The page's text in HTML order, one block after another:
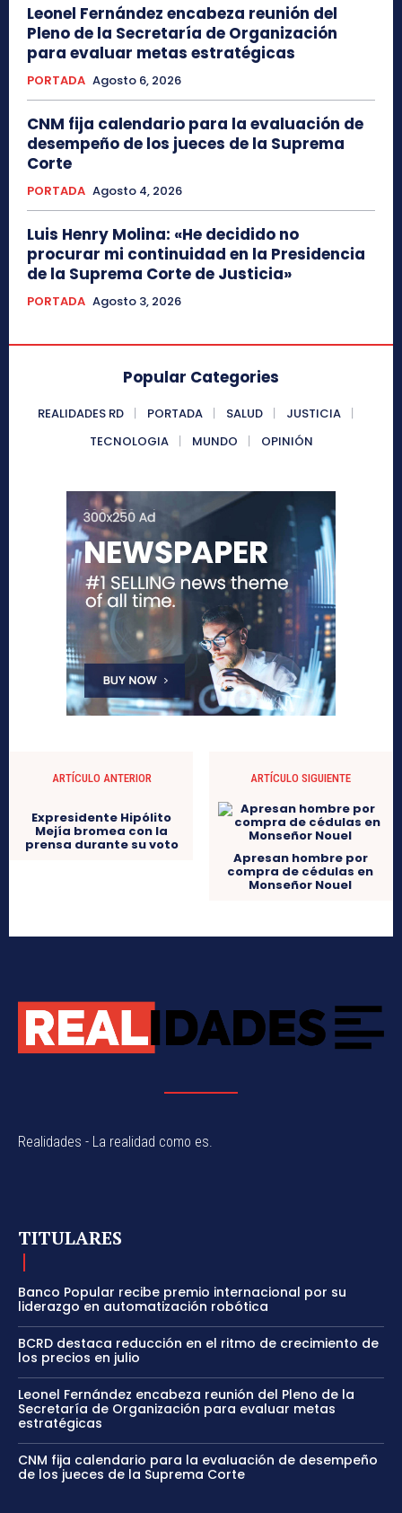
Leonel Fernández encabeza reunión del
Pleno de la Secretaría de Organización
para evaluar metas estratégicas
PORTADA Agosto 6, 2026
CNM fija calendario para la evaluación de
desempeño de los jueces de la Suprema
Corte
PORTADA Agosto 4, 2026
Luis Henry Molina: «He decidido no
procurar mi continuidad en la Presidencia
de la Suprema Corte de Justicia»
PORTADA Agosto 3, 2026
Popular Categories
REALIDADES RD PORTADA SALUD
JUSTICIA
TECNOLOGIA
MUNDO OPINIÓN
ARTÍCULO ANTERIOR
Expresidente Hipólito
Mejía bromea con la
prensa durante su voto
ARTÍCULO SIGUIENTE
Apresan hombre por
compra de cédulas en
Monseñor Nouel
Realidades - La realidad como es.
TITULARES
Banco Popular recibe premio internacional por su
liderazgo en automatización robótica
BCRD destaca reducción en el ritmo de crecimiento de
los precios en julio
Leonel Fernández encabeza reunión del Pleno de la
Secretaría de Organización para evaluar metas
estratégicas
CNM fija calendario para la evaluación de desempeño
de los jueces de la Suprema Corte